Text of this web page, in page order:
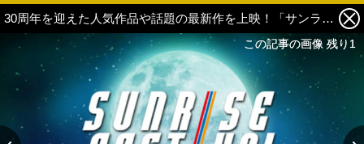
30周年を迎えた人気作品や話題の最新作を上映！「サンライズフェスティバル2019 風月」開催決定 1枚目の写真・画像
この記事の画像 残り1
この記事の画像 残り1